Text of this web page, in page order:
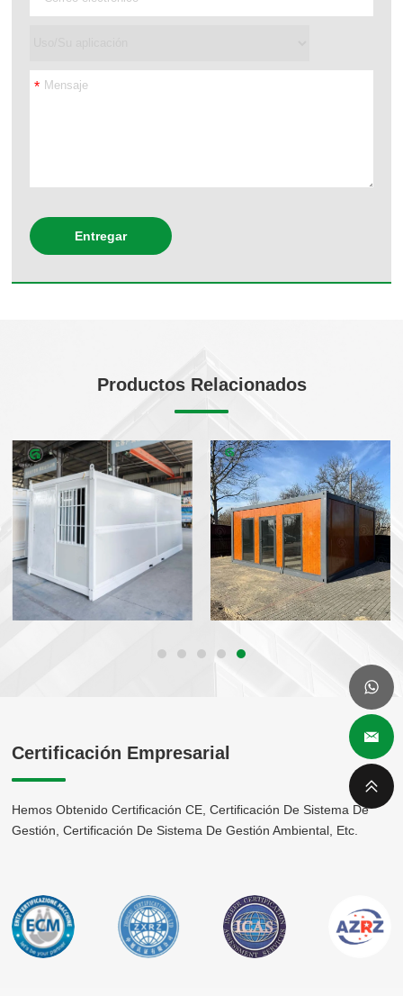
*
Entregar
Productos Relacionados
Certificación Empresarial
Hemos Obtenido Certificación CE, Certificación De Sistema De
Gestión, Certificación De Sistema De Gestión Ambiental, Etc.